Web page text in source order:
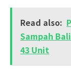
Read also:
Sampah
43 Unit